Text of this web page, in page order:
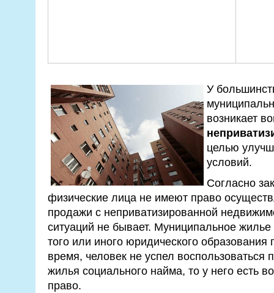
У
возникает
целью
условий.
Согласно
физические лица не имеют право
продажи с неприватизированной
ситуаций не бывает. Муниципальное жилье
того или иного юридического образования
время, человек не успел воспользоваться
жилья социального найма, то у него есть
право.